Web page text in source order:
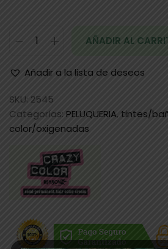
AÑADIR AL
Añadir a la lista de deseos
SKU: 2545
Categorías: PELUQUERIA, tintes/
color/oxigenadas